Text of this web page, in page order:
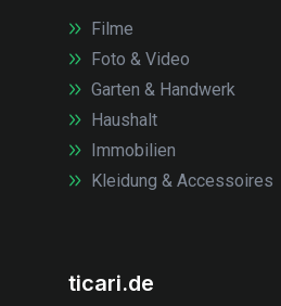
Filme
Foto & Video
Garten & Handwerk
Haushalt
Immobilien
Kleidung & Accessoires
ticari.de